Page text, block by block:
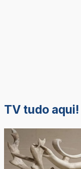
TV tudo aqui!